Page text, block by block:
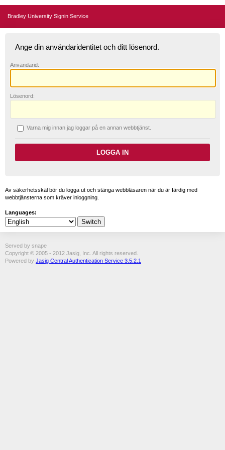
Bradley University Signin Service
Ange din användaridentitet och ditt lösenord.
Användarid:
L ösenord:
Varna mig innan jag loggar på en annan webbtjänst.
Av säkerhetsskäl bör du logga ut och stänga webbläsaren när du är färdig med
webbtjänsterna som kräver inloggning.
Languages:
Served by snape
Copyright © 2005 - 2012 Jasig, Inc. All rights reserved.
Powered by Jasig Central Authentication Service 3.5.2.1